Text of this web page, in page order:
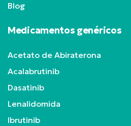
Blog
Medicamentos genéricos
Acetato de Abiraterona
Acalabrutinib
Dasatinib
Lenalidomida
Ibrutinib